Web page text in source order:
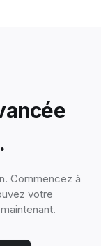
Commencez à
votre